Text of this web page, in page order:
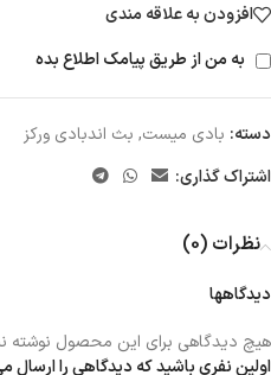
افزودن به علاقه مندی
به من از طریق پیامک اطلاع بده
دسته: بادی میست, بث اندبادی ورکز
اشتراک گذاری:
نظرات (0)
دیدگاهها
هیچ دیدگاهی برای این محصول نوشته